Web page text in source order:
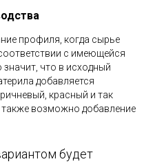
профиля, когда сырье
с имеющейся
что в исходный
добавляется
красный и так
также возможно добавление
будет